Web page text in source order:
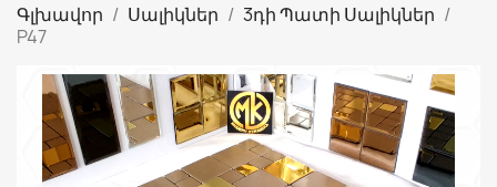
Գլխավոր Սալիկներ
3դի Պատի Սալիկներ
P47